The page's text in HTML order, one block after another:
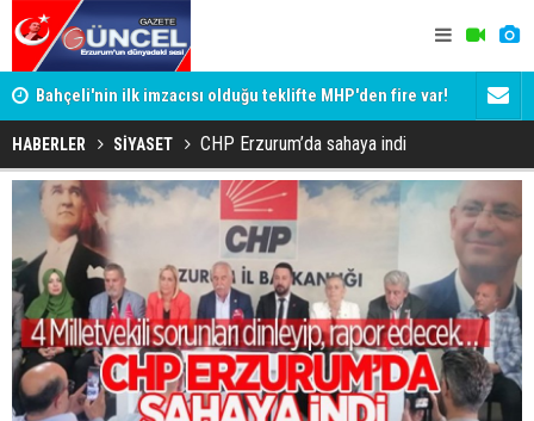
Bahçeli'nin ilk imzacısı olduğu teklifte MHP'den fire var!
İşte imzalamayan o isim
Siyaset-
HABERLER SİYASET CHP Erzurum’da sahaya indi